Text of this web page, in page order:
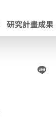
研究計畫成果
Line